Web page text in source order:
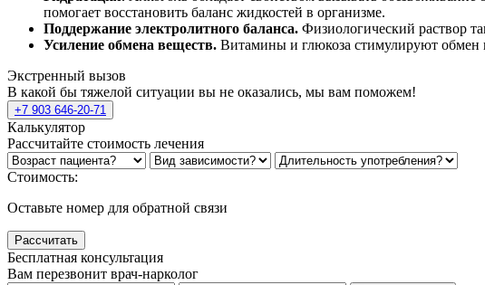
помогает восстановить баланс жидкостей в организме.
Поддержание электролитного баланса. Физиологический раствор
Усиление обмена веществ. Витамины и глюкоза стимулируют обмен
Экстренный вызов
В какой бы тяжелой ситуации вы не оказались, мы вам поможем!
+7 903 646-20-71
Калькулятор
Рассчитайте стоимость лечения
Стоимость:
Оставьте номер для обратной связи
Рассчитать
Бесплатная консультация
Вам перезвонит врач-нарколог